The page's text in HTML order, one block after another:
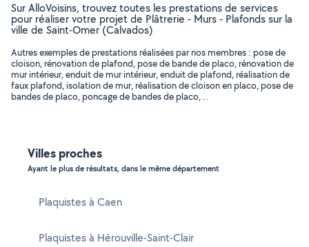
Sur AlloVoisins, trouvez toutes les prestations de services
pour réaliser votre projet de Plâtrerie - Murs - Plafonds sur la
ville de Saint-Omer (Calvados)
Autres exemples de prestations réalisées par nos membres : pose de
cloison, rénovation de plafond, pose de bande de placo, rénovation de
mur intérieur, enduit de mur intérieur, enduit de plafond, réalisation de
faux plafond, isolation de mur, réalisation de cloison en placo, pose de
bandes de placo, poncage de bandes de placo, ..
Villes proches
Ayant le plus de résultats, dans le même département
Plaquistes à Caen
Plaquistes à Hérouville-Saint-Clair